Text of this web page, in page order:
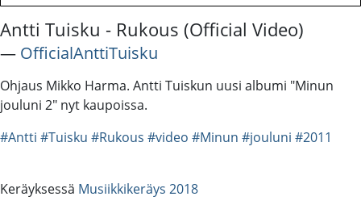
Antti Tuisku - Rukous (Official Video)
― OfficialAnttiTuisku
Ohjaus Mikko Harma. Antti Tuiskun uusi albumi "Minun
jouluni 2" nyt kaupoissa.
#Antti #Tuisku #Rukous #video #Minun #jouluni #2011
Keräyksessä Musiikkikeräys 2018